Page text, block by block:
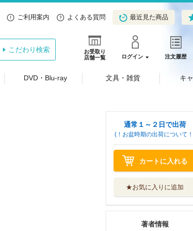
ご利用案内 よくある質問 最近見た商品
お受取り
店舗一覧
ログイン 注文履歴
こだわり検索
DVD・Blu-ray 文具・雑貨 キ
通常１～２日で出荷
(！お盆時期の出荷について
カートに入れる
★お気に入りに追加
著者情報